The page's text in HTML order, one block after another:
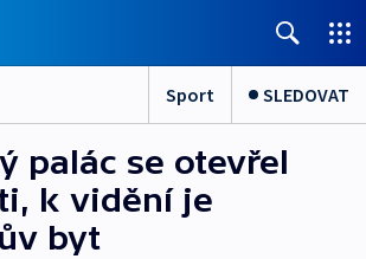
Sport SLEDOVAT
palác se otevřel
k vidění je
byt